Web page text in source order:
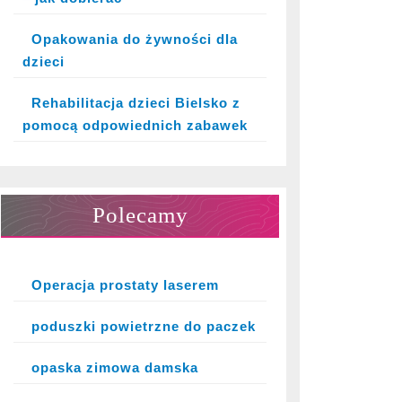
Opakowania do żywności dla
dzieci
Rehabilitacja dzieci Bielsko z
pomocą odpowiednich zabawek
Polecamy
Operacja prostaty laserem
poduszki powietrzne do paczek
opaska zimowa damska